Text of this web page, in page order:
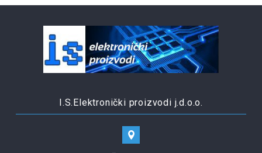
I.S.Elektronički proizvodi j.d.o.o.